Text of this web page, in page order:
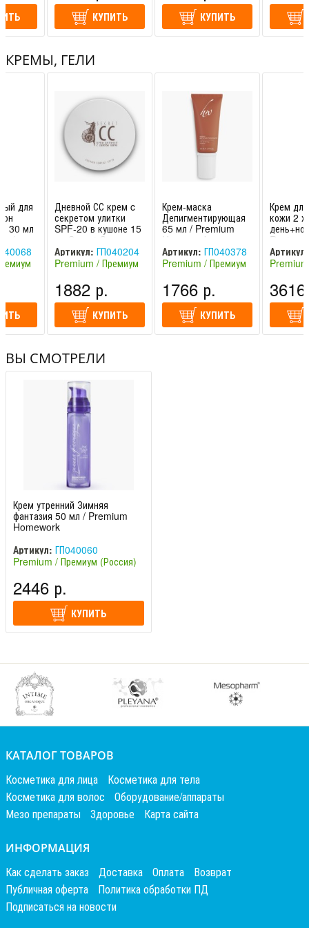
Что содержится в биоактивном составе?
смородины
Церамиды ω-3
Витамины: А, Е, С
Комплекс аминокислот
Экстракты: конского каштана, боярышника
Как применять?
Наносить на кожу лица и шеи за 30 минут до выхода на
улицу.
КУПИТЬ КУПИТЬ
КРЕМЫ, ГЕЛИ
для
30 мл
/
Дневной СС крем c
секретом улитки
SPF-20 в кушоне 15
мл Secret Cream
CC / Premium
Homework
Артикул: ГП040204
Premium / Премиум
1882 р.
КУПИТЬ
Крем-маска
Депигментирующая
65 мл / Premium
Homework
Артикул: ГП040378
Premium / Премиум
1766 р.
КУПИТЬ
Крем
кожи 2
Артикул:
ВЫ СМОТРЕЛИ
Крем утренний Зимняя
фантазия 50 мл / Premium
Homework
Артикул: ГП040060
Premium / Премиум (Россия)
2446 р.
КУПИТЬ
КАТАЛОГ ТОВАРОВ
Косметика для лица
Косметика для тела
Косметика для волос
Оборудование/аппараты
Мезо препараты
Здоровье Карта сайта
ИНФОРМАЦИЯ
Как сделать заказ Доставка Оплата
Возврат
Публичная оферта
Политика обработки ПД
Подписаться на новости